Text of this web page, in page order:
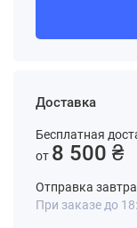
Доставка
Бесплатная
от 8 500 ₴
Отправка
При заказе до